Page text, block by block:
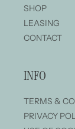
SHOP
LEASING
CONTACT
INFO
TERMS &
PRIVACY